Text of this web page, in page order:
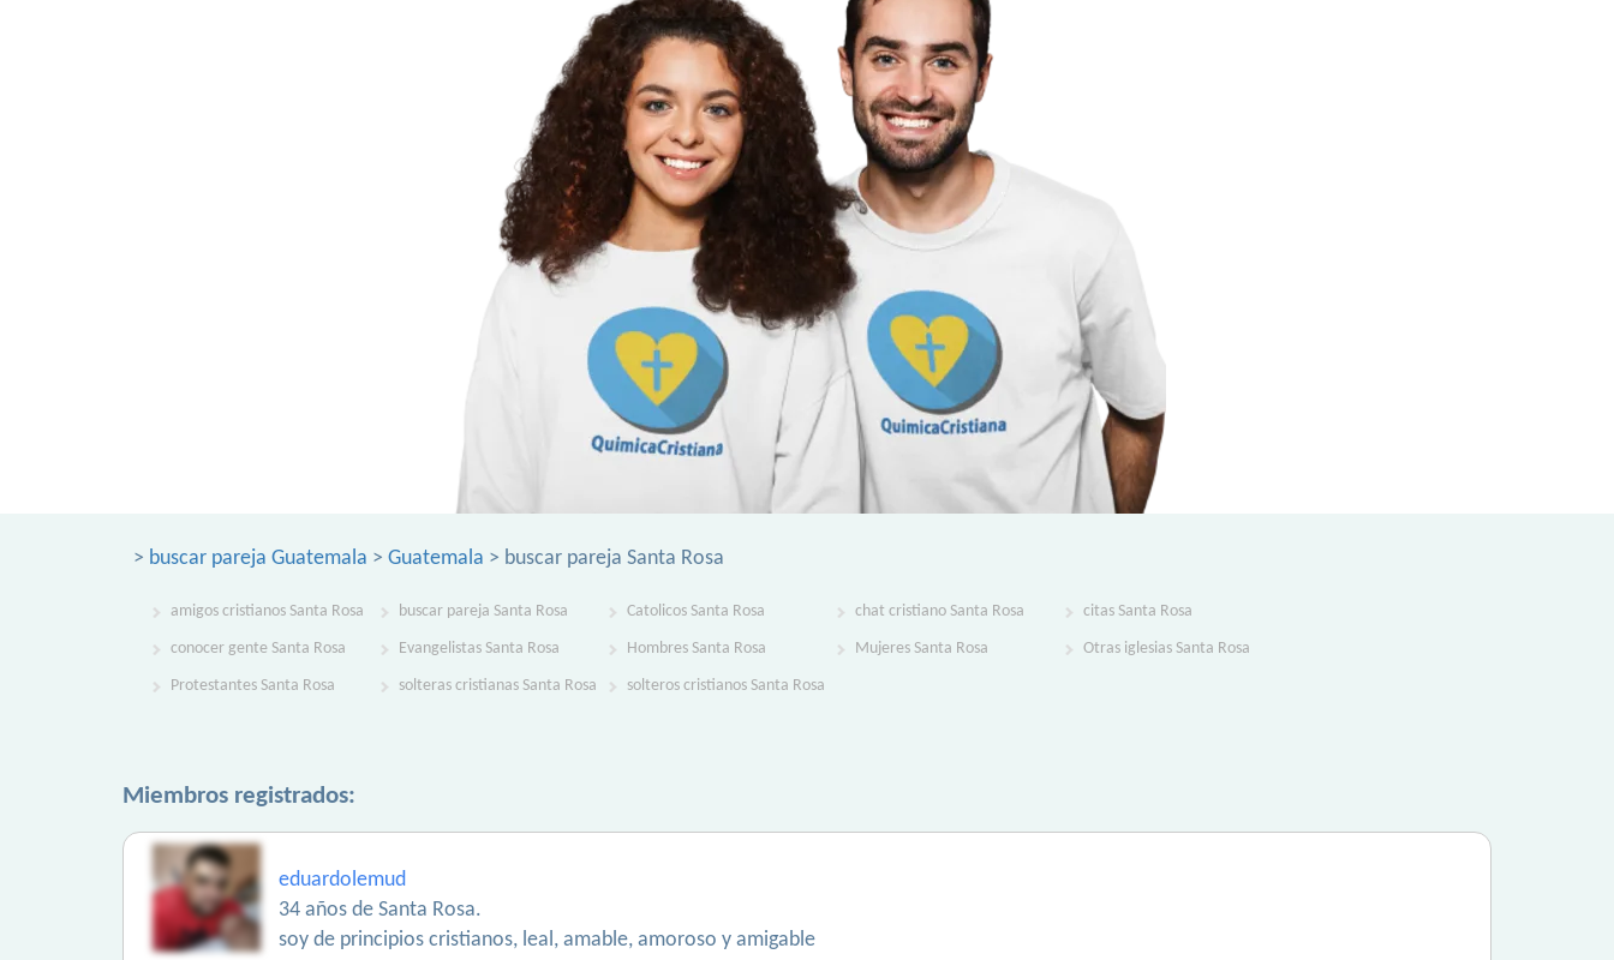
> buscar pareja Guatemala > Guatemala > buscar pareja Santa Rosa
amigos cristianos Santa Rosa buscar pareja Santa Rosa Catolicos Santa Rosa chat cristiano Santa Rosa citas Santa Rosa
conocer gente Santa Rosa Evangelistas Santa Rosa Hombres Santa Rosa Mujeres Santa Rosa Otras iglesias Santa Rosa
Protestantes Santa Rosa solteras cristianas Santa Rosa solteros cristianos Santa Rosa
Miembros registrados:
eduardolemud
34 años de Santa Rosa.
soy de principios cristianos, leal, amable, amoroso y amigable